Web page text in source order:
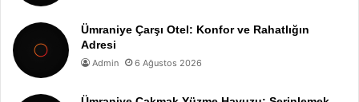
Ümraniye Çarşı Otel: Konfor ve Rahatlığın
Adresi
Admin 6 Ağustos 2026